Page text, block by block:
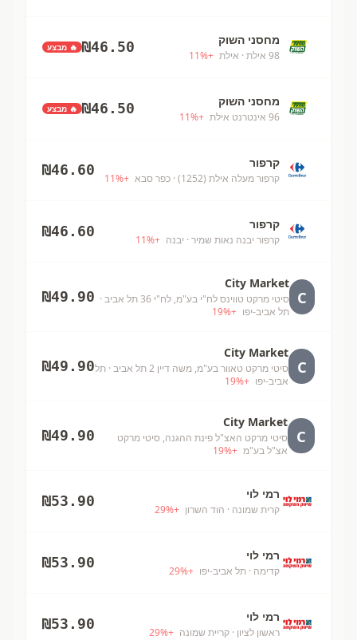
מחסני השוק
98 אילת · אילת +
11%
₪46.50 🔥 מבצע
מחסני השוק
96 אינטרנט אילת +
11%
₪46.50 🔥 מבצע
קרפור
קרפור מעלה אילת (1252) · כפר סבא +
11%
₪46.60
קרפור
קרפור יבנה נאות שמיר · יבנה +
11%
₪46.60
C
City Market
סיטי מרקט טווינס לח"י בע"מ, לח"י 36 תל אביב
·
תל אביב-יפו +
19%
₪49.90
C
City Market
סיטי מרקט טאוור בע"מ, משה דיין 2 תל אביב
· תל
אביב-יפו +
19%
₪49.90
C
City Market
סיטי מרקט האצ"ל פינת ההגנה, סיטי מרקט
אצ"ל בע"מ +
19%
₪49.90
רמי לוי
קרית שמונה · הוד השרון +
29%
₪53.90
רמי לוי
קדימה · תל אביב-יפו +
29%
₪53.90
רמי לוי
ראשון לציון · קריית שמונה +
29%
₪53.90